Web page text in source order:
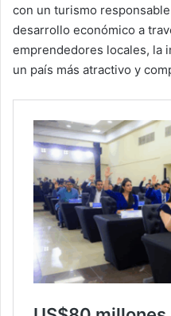
con un turismo
desarrollo económico a
emprendedores locales, la
un país más atractivo y